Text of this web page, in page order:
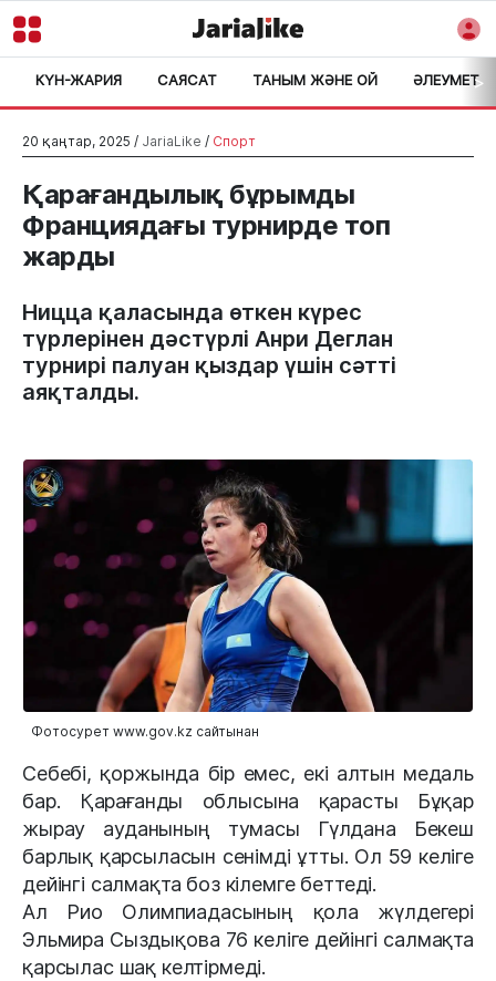
КҮН-ЖАРИЯ САЯСАТ ТАНЫМ ЖӘНЕ ОЙ ӘЛЕУМЕТ>
20 қаңтар, 2025 / JariaLike / Спорт
Қарағандылық бұрымды
Франциядағы турнирде топ
жарды
Ницца қаласында өткен күрес
түрлерінен дәстүрлі Анри Деглан
турнирі палуан қыздар үшін сәтті
аяқталды.
Фотосурет www.gov.kz сайтынан
Себебі, қоржында бір емес, екі алтын медаль
бар. Қарағанды облысына қарасты Бұқар
жырау ауданының тумасы Гүлдана Бекеш
барлық қарсыласын сенімді ұтты. Ол 59 келіге
дейінгі салмақта боз кілемге беттеді.
Ал Рио Олимпиадасының қола жүлдегері
Эльмира Сыздықова 76 келіге дейінгі салмақта
қарсылас шақ келтірмеді.